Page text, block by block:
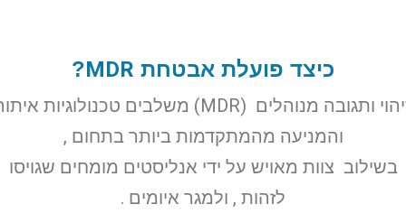
כיצד פועלת אבטחתMDR
?
זיהוי ותגובה מנוהלים (MDR) משלבים טכנולוגיות איתור
והמניעה מהמתקדמות ביותר בתחום ,
בשילוב צוות מאויש על ידי אנליסטים מומחים שגויסו
לזהות , ולמגר איומים .